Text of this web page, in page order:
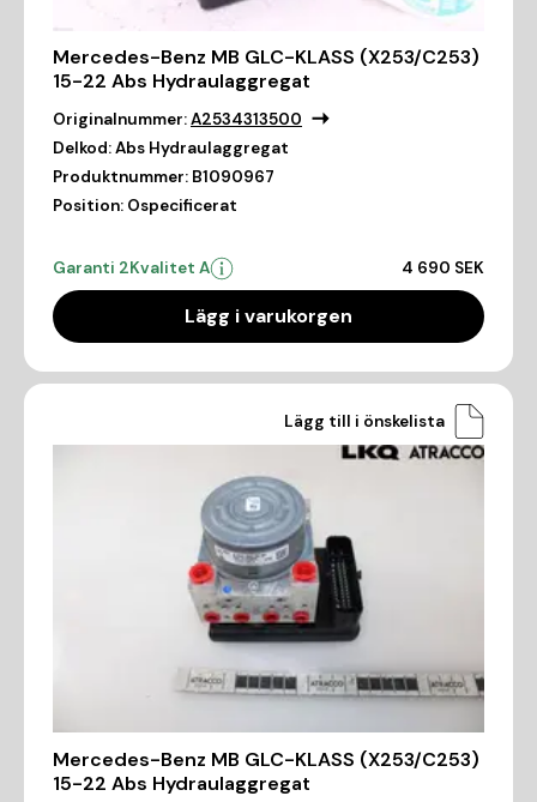
Mercedes-Benz MB GLC-KLASS (X253/C253)
15-22 Abs Hydraulaggregat
Originalnummer:A2534313500
Delkod:Abs Hydraulaggregat
Produktnummer: B1090967
Position: Ospecificerat
Garanti 2Kvalitet A 4 690 SEK
Lägg i varukorgen
Lägg till i önskelista
Mercedes-Benz MB GLC-KLASS (X253/C253)
15-22 Abs Hydraulaggregat